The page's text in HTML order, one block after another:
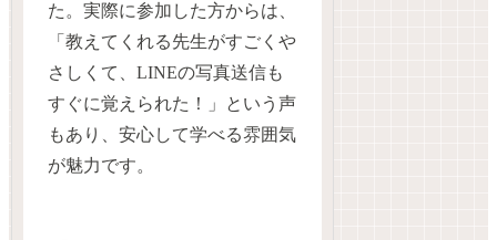
た。実際に参加した方からは、
「教えてくれる先生がすごくや
さしくて、LINEの写真送信も
すぐに覚えられた！」という声
もあり、安心して学べる雰囲気
が魅力です。